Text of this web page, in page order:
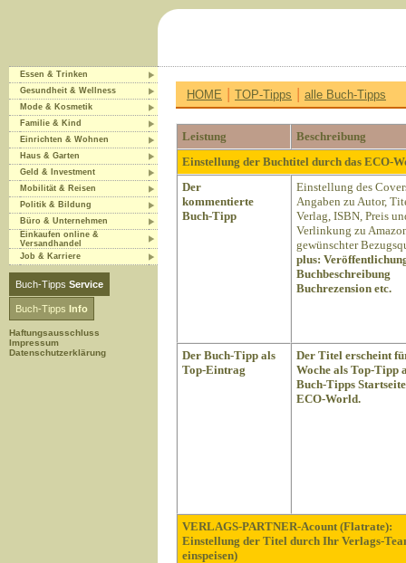
Essen & Trinken
Gesundheit & Wellness
Mode & Kosmetik
Familie & Kind
Einrichten & Wohnen
Haus & Garten
Geld & Investment
Mobilität & Reisen
Politik & Bildung
Büro & Unternehmen
Einkaufen online &
Versandhandel
Job & Karriere
Buch-Tipps Service
Buch-Tipps Info
Haftungsausschluss
Impressum
Datenschutzerklärung
HOME | TOP-Tipps | alle Buch-Tipps
Leistung
Beschreibung
Einstellung der Buchtitel durch das ECO-
Der
kommentierte
Buch-Tipp
Einstellung des
Angaben zu Autor,
Verlag, ISBN, Preis
Verlinkung zu
gewünschter
plus:
Buchbeschreibung
Buchrezension etc.
Der Buch-Tipp als
Top-Eintrag
Der Titel erscheint
Woche als Top-Tipp
Buch-Tipps
ECO-World.
VERLAGS-PARTNER-Acount (Flatrate):
Einstellung der Titel durch Ihr Verlags-
einspeisen)